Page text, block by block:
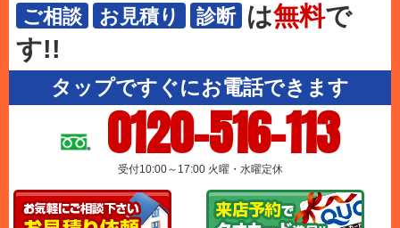
ご相談 お見積り 診断 は無料で
す!!
タップですぐにお電話できます
0120-516-113
受付10:00～17:00 火曜・水曜定休